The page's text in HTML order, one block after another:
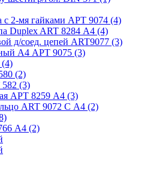
с 2-мя гайками АРТ 9074 (4)
Duplex ART 8284 А4 (4)
д/соед. цепей ART9077 (3)
А4 АРТ 9075 (3)
(4)
(2)
(3)
АРТ 8259 А4 (3)
ART 9072 С A4 (2)
А4 (2)